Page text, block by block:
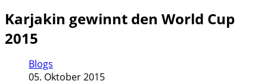
Karjakin gewinnt den World Cup
2015
Blogs
05. Oktober 2015